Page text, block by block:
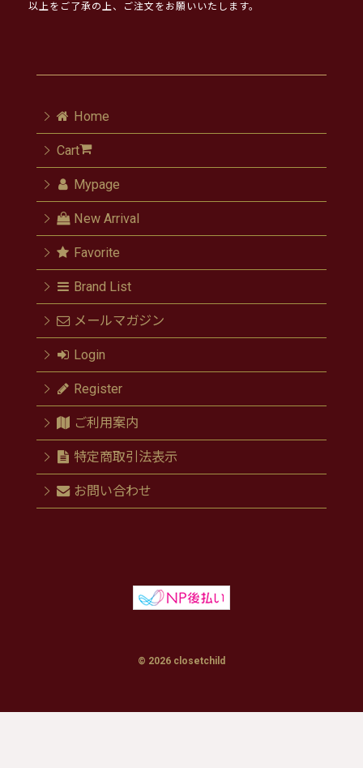
以上をご了承の上、ご注文をお願いいたします。
Home
Cart
Mypage
New Arrival
Favorite
Brand List
メールマガジン
Login
Register
ご利用案内
特定商取引法表示
お問い合わせ
© 2026 closetchild